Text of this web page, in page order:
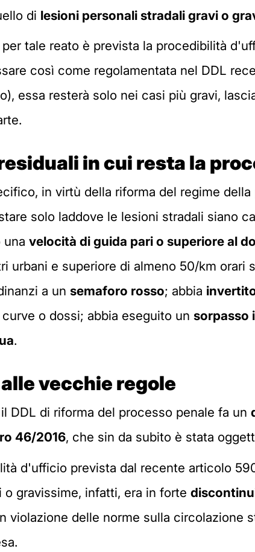
di lesioni personali stradali gravi o
tale reato è prevista la procedibilità
così come regolamentata nel DDL
essa resterà solo nei casi più gravi,
in cui resta la
in virtù della riforma del regime
solo laddove le lesioni stradali siano
una velocità di guida pari o superiore al
urbani e superiore di almeno 50/km orari
a un semaforo rosso; abbia
o dossi; abbia eseguito un sorpasso
.
vecchie regole
DDL di riforma del processo penale fa un
46/2016, che sin da subito è stata
d'ufficio prevista dal recente articolo
o gravissime, infatti, era in forte
violazione delle norme sulla circolazione